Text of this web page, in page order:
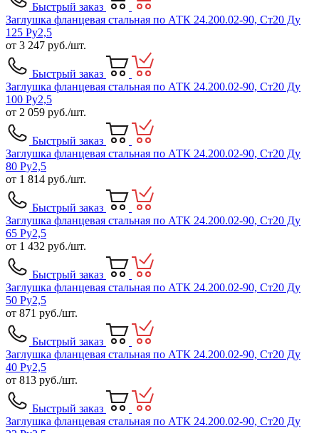
Быстрый заказ
Заглушка фланцевая стальная по АТК 24.200.02-90, Ст20 Ду
125 Ру2,5
от 3 247 руб./шт.
Быстрый заказ
Заглушка фланцевая стальная по АТК 24.200.02-90, Ст20 Ду
100 Ру2,5
от 2 059 руб./шт.
Быстрый заказ
Заглушка фланцевая стальная по АТК 24.200.02-90, Ст20 Ду
80 Ру2,5
от 1 814 руб./шт.
Быстрый заказ
Заглушка фланцевая стальная по АТК 24.200.02-90, Ст20 Ду
65 Ру2,5
от 1 432 руб./шт.
Быстрый заказ
Заглушка фланцевая стальная по АТК 24.200.02-90, Ст20 Ду
50 Ру2,5
от 871 руб./шт.
Быстрый заказ
Заглушка фланцевая стальная по АТК 24.200.02-90, Ст20 Ду
40 Ру2,5
от 813 руб./шт.
Быстрый заказ
Заглушка фланцевая стальная по АТК 24.200.02-90, Ст20 Ду